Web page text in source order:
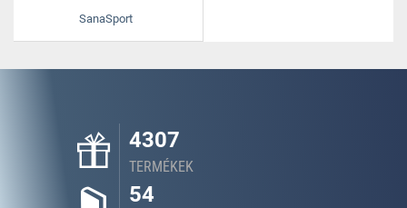
SanaSport
4307
TERMÉKEK
54